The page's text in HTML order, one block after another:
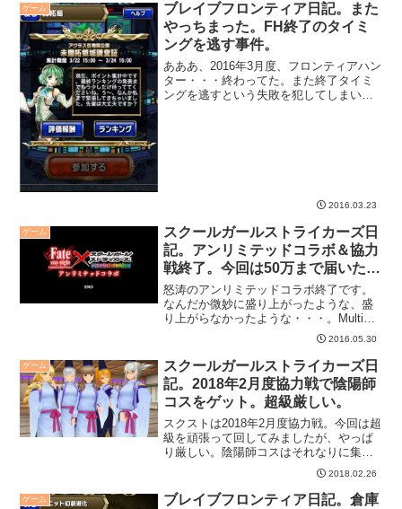
ゲーム
ブレイブフロンティア日記。また
やっちまった。FH終了のタイミ
ングを逃す事件。
あああ、2016年3月度、フロンティアハン
ター・・・終わってた。また終了タイミ
ングを逃すという失敗を犯してしまいま
2016.03.23
ゲーム
スクールガールストライカーズ日
記。アンリミテッドコラボ＆協力
戦終了。今回は50万まで届いた
よ。
怒涛のアンリミテッドコラボ終了です。
なんだか微妙に盛り上がったような、盛
り上がらなかったような・・・。Multiメ
モカは新しかったけど、それ以外でグッ
と来るものはあまり無かったような気が
します。初音ミクコラボが出来過ぎだっ
たってことかもしれ...
2016.05.30
ゲーム
スクールガールストライカーズ日
記。2018年2月度協力戦で陰陽師
コスをゲット。超級厳しい。
スクストは2018年2月度協力戦。今回は超
級を頑張って回してみましたが、やっぱ
り厳しい。陰陽師コスはそれなりに集ま
2018.02.26
ゲーム
ブレイブフロンティア日記。倉庫